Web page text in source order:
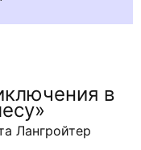
в
Лангройтер